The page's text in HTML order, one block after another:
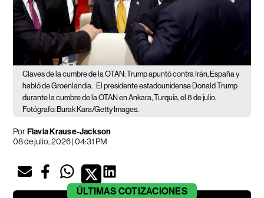
Claves de la cumbre de la OTAN: Trump apuntó contra Irán, España y
habló de Groenlandia. El presidente estadounidense Donald Trump
durante la cumbre de la OTAN en Ankara, Turquía, el 8 de julio.
Fotógrafo: Burak Kara/Getty Images.
PorFlavia Krause-Jackson
08 de julio, 2026 | 04:31 PM
ÚLTIMAS COTIZACIONES